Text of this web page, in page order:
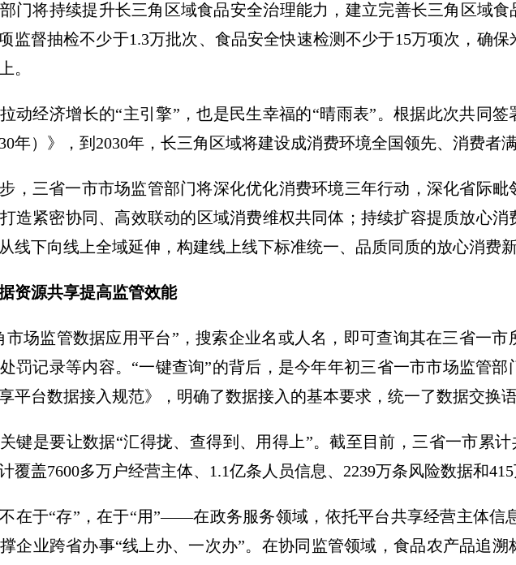
门将持续提升长三角区域食品安全治理能力，建立完善长三角区域食
监督抽检不少于1.3万批次、食品安全快速检测不少于15万项次，确
。
动经济增长的“主引擎”，也是民生幸福的“晴雨表”。根据此次共同签
年）》，到2030年，长三角区域将建设成消费环境全国领先、消费者
，三省一市市场监管部门将深化优化消费环境三年行动，深化省际
造紧密协同、高效联动的区域消费维权共同体；持续扩容提质放心
线下向线上全域延伸，构建线上线下标准统一、品质同质的放心消费新
资源共享提高监管效能
市场监管数据应用平台”，搜索企业名或人名，即可查询其在三省一
罚记录等内容。“一键查询”的背后，是今年年初三省一市市场监管
平台数据接入规范》，明确了数据接入的基本要求，统一了数据交换语
键是要让数据“汇得拢、查得到、用得上”。截至目前，三省一市累
覆盖7600多万户经营主体、1.1亿条人员信息、2239万条风险数据和415
在于“存”，在于“用”——在政务服务领域，依托平台共享经营主体信
企业跨省办事“线上办、一次办”。在协同监管领域，食品农产品追溯